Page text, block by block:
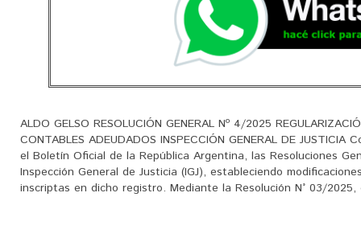
ALDO GELSO RESOLUCIÓN GENERAL Nº 4/2025
CONTABLES ADEUDADOS INSPECCIÓN GENERAL DE
el Boletín Oficial de la República Argentina, las Resoluciones
Inspección General de Justicia (IGJ), estableciendo
inscriptas en dicho registro. Mediante la Resolución N° 03/